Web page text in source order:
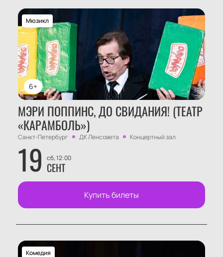
6+
Мюзикл
МЭРИ ПОППИНС, ДО СВИДАНИЯ! (ТЕАТР
«КАРАМБОЛЬ»)
Санкт-Петербург ДК Ленсовета Концертный зал
19 сб, 12:00
СЕНТ
Купить билеты
Комедия